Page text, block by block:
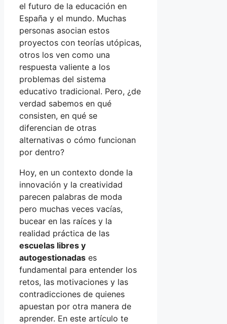
el futuro de la educación en
España y el mundo. Muchas
personas asocian estos
proyectos con teorías utópicas,
otros los ven como una
respuesta valiente a los
problemas del sistema
educativo tradicional. Pero, ¿de
verdad sabemos en qué
consisten, en qué se
diferencian de otras
alternativas o cómo funcionan
por dentro?
Hoy, en un contexto donde la
innovación y la creatividad
parecen palabras de moda
pero muchas veces vacías,
bucear en las raíces y la
realidad práctica de las
escuelas libres y
autogestionadas es
fundamental para entender los
retos, las motivaciones y las
contradicciones de quienes
apuestan por otra manera de
aprender. En este artículo te